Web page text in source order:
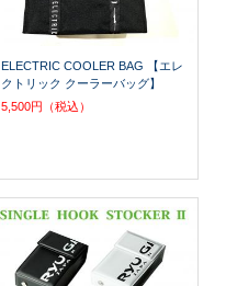
ELECTRIC COOLER BAG 【エレ
クトリック クーラーバッグ】
5,500円（税込）